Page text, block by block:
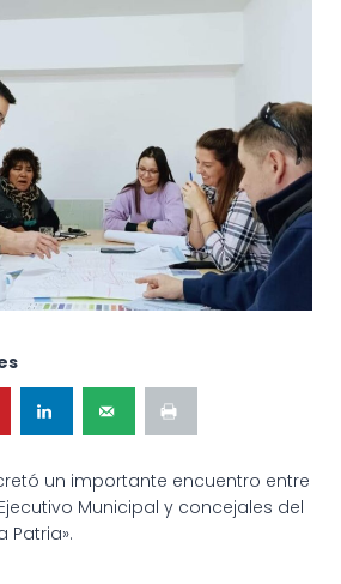
un importante encuentro entre
Municipal y concejales del
Patria».